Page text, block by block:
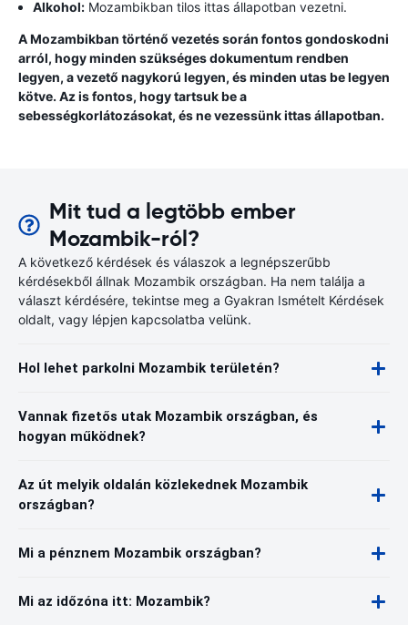
Alkohol: Mozambikban tilos ittas állapotban vezetni.
A Mozambikban történő vezetés során fontos gondoskodni
arról, hogy minden szükséges dokumentum rendben
legyen, a vezető nagykorú legyen, és minden utas be legyen
kötve. Az is fontos, hogy tartsuk be a
sebességkorlátozásokat, és ne vezessünk ittas állapotban.
Mit tud a legtöbb ember
Mozambik-ról?
A következő kérdések és válaszok a legnépszerűbb
kérdésekből állnak Mozambik országban. Ha nem találja a
választ kérdésére, tekintse meg a Gyakran Ismételt Kérdések
oldalt, vagy lépjen kapcsolatba velünk.
Hol lehet parkolni Mozambik területén?
Vannak fizetős utak Mozambik országban, és
hogyan működnek?
Az út melyik oldalán közlekednek Mozambik
országban?
Mi a pénznem Mozambik országban?
Mi az időzóna itt: Mozambik?